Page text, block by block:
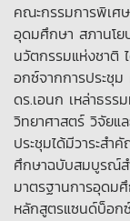
คณะกรรมการพิเศ
อุดมศึกษา สภานโย
นวัตกรรมแห่งชาติ
อกซ์จากการประชุ
ดร.เอนก เหล่าธร
วิทยาศาสตร์ วิจัยแ
ประชุมได้มีวาระส
ศึกษาฉบับสมบูรณ์ส
มาตรฐานการอุดม
หลักสูตรแซนด์บ็อก